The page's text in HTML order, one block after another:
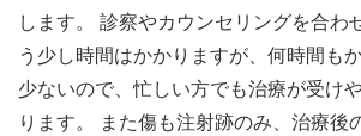
します。 診察やカウンセリングを合わ
う少し時間はかかりますが、何時間も
少ないので、忙しい方でも治療が受け
ります。 また傷も注射跡のみ、治療後